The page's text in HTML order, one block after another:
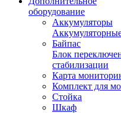
оборудование
Аккумуляторы
Байпас
Блок
стабилизации
Карта
Комплект для
Стойка
Шкаф